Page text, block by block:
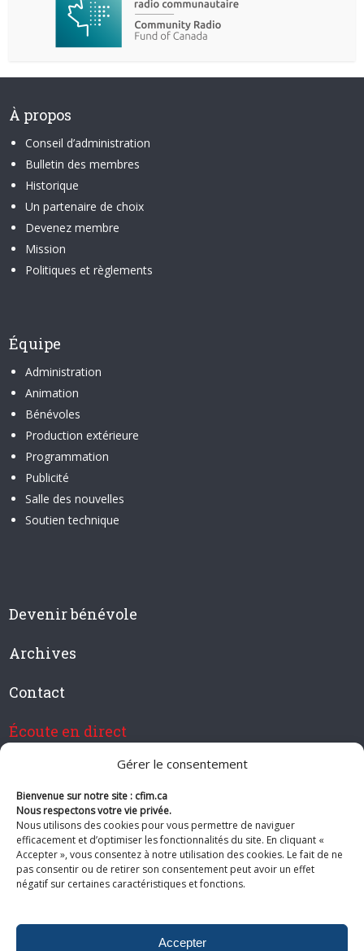
Gérer le consentement
Bienvenue sur notre site : cfim.ca
Nous respectons votre vie privée.
Nous utilisons des cookies pour vous permettre de naviguer
efficacement et d’optimiser les fonctionnalités du site. En cliquant «
Accepter », vous consentez à notre utilisation des cookies. Le fait de ne
pas consentir ou de retirer son consentement peut avoir un effet
négatif sur certaines caractéristiques et fonctions.
Accepter
À propos
Conseil d’administration
Bulletin des membres
Historique
Un partenaire de choix
Devenez membre
Mission
Politiques et règlements
Équipe
Administration
Animation
Bénévoles
Production extérieure
Programmation
Publicité
Salle des nouvelles
Soutien technique
Devenir bénévole
Archives
Contact
Écoute en direct
Devenir membre de CFIM
Suivez-nous